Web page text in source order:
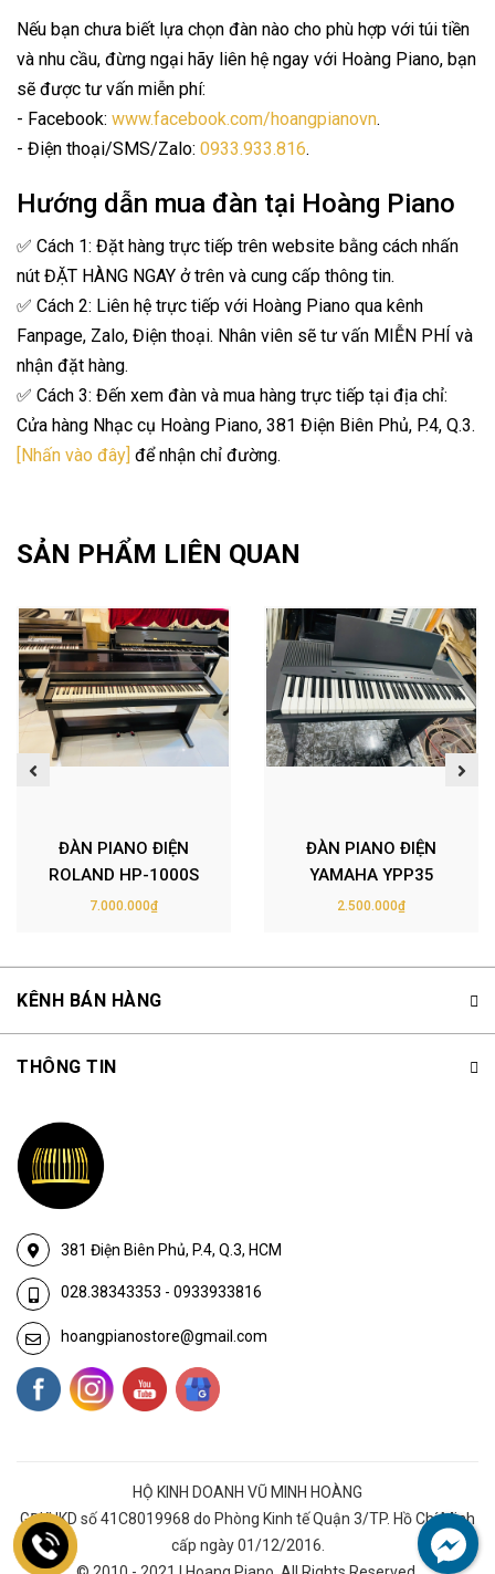
Nếu bạn chưa biết lựa chọn đàn nào cho phù hợp với túi tiền
và nhu cầu, đừng ngại hãy liên hệ ngay với Hoàng Piano, bạn
sẽ được tư vấn miễn phí:
- Facebook: www.facebook.com/hoangpianovn.
- Điện thoại/SMS/Zalo: 0933.933.816.
Hướng dẫn mua đàn tại Hoàng Piano
✅ Cách 1: Đặt hàng trực tiếp trên website bằng cách nhấn
nút ĐẶT HÀNG NGAY ở trên và cung cấp thông tin.
✅ Cách 2: Liên hệ trực tiếp với Hoàng Piano qua kênh
Fanpage, Zalo, Điện thoại. Nhân viên sẽ tư vấn MIỄN PHÍ và
nhận đặt hàng.
✅ Cách 3: Đến xem đàn và mua hàng trực tiếp tại địa chỉ:
Cửa hàng Nhạc cụ Hoàng Piano, 381 Điện Biên Phủ, P.4, Q.3.
[Nhấn vào đây] để nhận chỉ đường.
SẢN PHẨM LIÊN QUAN
ĐÀN PIANO ĐIỆN
ROLAND HP-1000S
7.000.000₫
ĐÀN PIANO ĐIỆN
YAMAHA YPP35
2.500.000₫
KÊNH BÁN HÀNG
381 Điện Biên Phủ, P.4, Q.3, HCM
028.38343353 - 0933933816
hoangpianostore@gmail.com
THÔNG TIN
HỘ KINH DOANH VŨ MINH HOÀNG
GĐKHKD số 41C8019968 do Phòng Kinh tế Quận 3/TP. Hồ Chí Minh
cấp ngày 01/12/2016.